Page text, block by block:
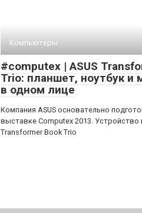
Компьютеры
#computex | ASUS
Trio: планшет, ноутбук и
в одном лице
Компания ASUS основательно
выставке Computex 2013. Устройство
Transformer Book Trio